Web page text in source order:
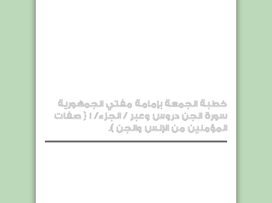
خطبة الجمعة بإمامة مفتي الجمهورية
سورة الجن دروس وعبر / الجزء/ 1 { صفات
المؤمنين من الإنس والجن ).